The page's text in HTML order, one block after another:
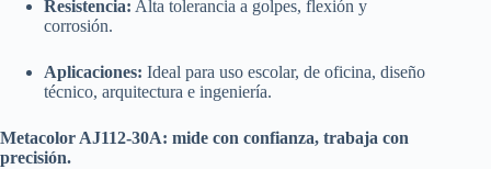
Resistencia: Alta tolerancia a golpes, flexión y
corrosión.
Aplicaciones: Ideal para uso escolar, de oficina, diseño
técnico, arquitectura e ingeniería.
Metacolor AJ112-30A: mide con confianza, trabaja con
precisión.